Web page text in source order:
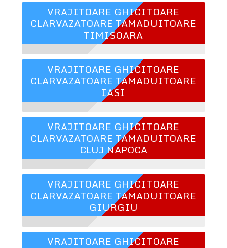
VRAJITOARE GHICITOARE
CLARVAZATOARE TAMADUITOARE
TIMISOARA
VRAJITOARE GHICITOARE
CLARVAZATOARE TAMADUITOARE
IASI
VRAJITOARE GHICITOARE
CLARVAZATOARE TAMADUITOARE
CLUJ NAPOCA
VRAJITOARE GHICITOARE
CLARVAZATOARE TAMADUITOARE
GIURGIU
VRAJITOARE GHICITOARE